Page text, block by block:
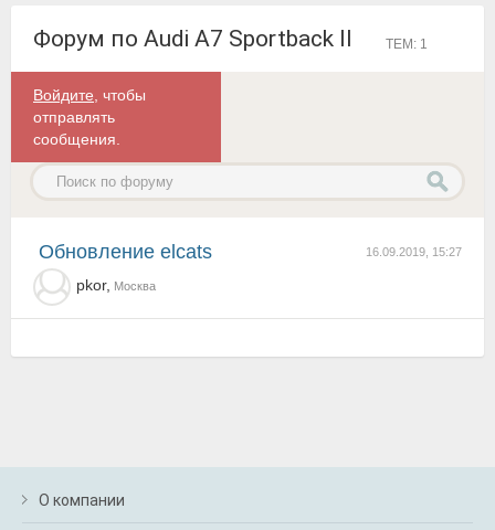
Форум по Audi A7 Sportback II ТЕМ: 1
Войдите , чтобы
отправлять
сообщения.
16.09.2019, 15:27
Обновление elcats
pkor, Москва
О компании